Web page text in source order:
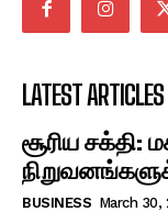
LATEST ARTICLES
சூரிய சக்தி:
BUSINESS March 30,